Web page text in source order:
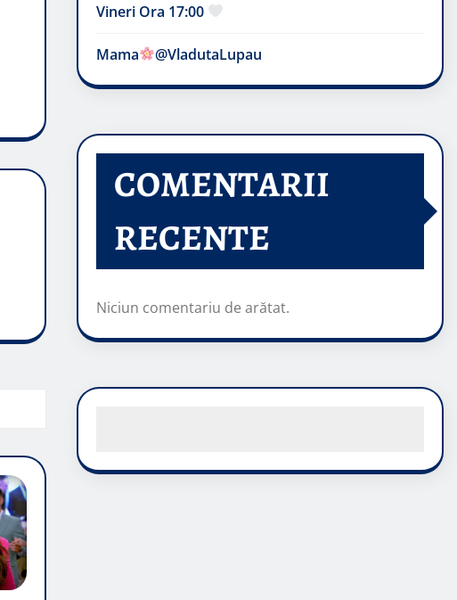
Vineri Ora 17:00
Mama @VladutaLupau
COMENTARII
RECENTE
Niciun comentariu de arătat.